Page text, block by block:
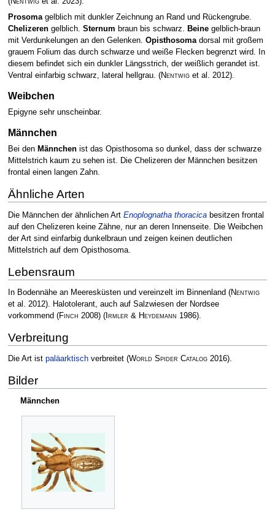
Prosomagelblich mit dunkler Zeichnung an Rand und Rückengrube.
Chelizerengelblich. Sternum braun bis schwarz. Beinegelblich-braun
mit Verdunkelungen an den Gelenken. Opisthosomadorsal mit großem
grauem Folium das durch schwarze und weiße Flecken begrenzt wird. In
diesem befindet sich ein dunkler Längsstrich, der weißlich gerandet ist.
Ventral einfarbig schwarz, lateral hellgrau. (Nentwiget al. 2012).
Weibchen
Epigyne sehr unscheinbar.
Männchen
Bei den Männchenist das Opisthosoma so dunkel, dass der schwarze
Mittelstrich kaum zu sehen ist. Die Chelizeren der Männchen besitzen
frontal einen langen Zahn.
Ähnliche Arten
Die Männchen der ähnlichen Art Enoplognatha thoracicabesitzen frontal
auf den Chelizeren keine Zähne, nur an deren Innenseite. Die Weibchen
der Art sind einfarbig dunkelbraun und zeigen keinen deutlichen
Mittelstrich auf dem Opisthosoma.
Lebensraum
In Bodennähe an Meeresküsten und vereinzelt im Binnenland (Nentwig
et al. 2012). Halotolerant, auch auf Salzwiesen der Nordsee
vorkommend (Finch 2008) (Irmler & Heydemann 1986).
Verbreitung
Die Art ist paläarktischverbreitet (World Spider Catalog2016).
Bilder
Männchen